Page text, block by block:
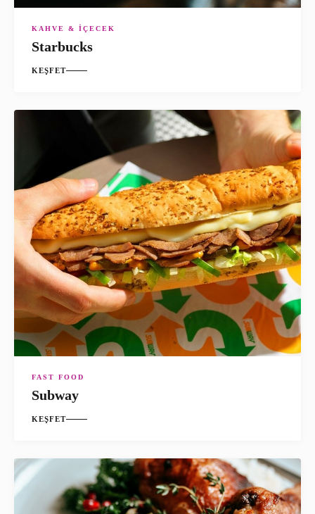
KAHVE & İÇECEK
Starbucks
KEŞFET
FAST FOOD
Subway
KEŞFET